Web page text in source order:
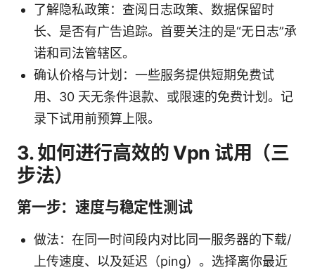
了解隐私政策：查阅日志政策、数据保留时
长、是否有广告追踪。首要关注的是“无日志”承
诺和司法管辖区。
确认价格与计划：一些服务提供短期免费试
用、30 天无条件退款、或限速的免费计划。记
录下试用前预算上限。
3. 如何进行高效的 Vpn 试用（三
步法）
第一步：速度与稳定性测试
做法：在同一时间段内对比同一服务器的下载/
上传速度、以及延迟（ping）。选择离你最近